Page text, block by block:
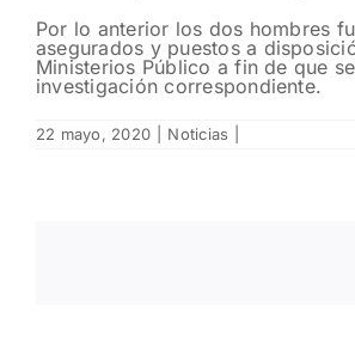
Por lo anterior los dos hombres
asegurados y puestos a
Ministerios Público a fin de que
investigación correspondiente.
22 mayo, 2020 Noticias